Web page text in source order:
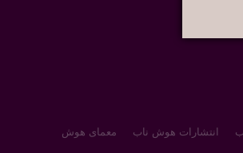
انتشارات هوش ناب معمای هوش